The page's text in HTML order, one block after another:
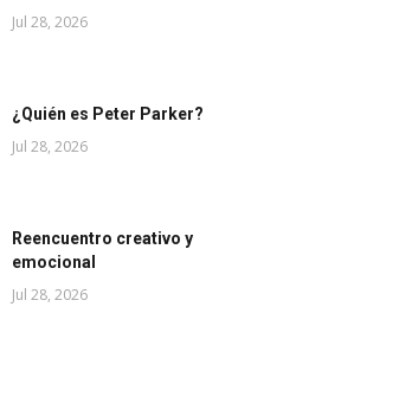
Jul 28, 2026
¿Quién es Peter Parker?
Jul 28, 2026
Reencuentro creativo y
emocional
Jul 28, 2026